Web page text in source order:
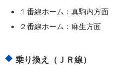
１番線ホーム：真駒内方面
２番線ホーム：麻生方面
乗り換え（ＪＲ線）